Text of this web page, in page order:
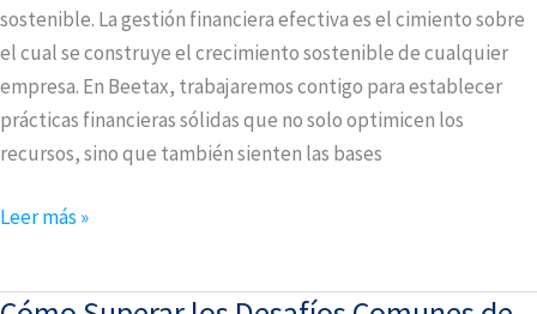
sostenible. La gestión financiera efectiva es el cimiento sobre
el cual se construye el crecimiento sostenible de cualquier
empresa. En Beetax, trabajaremos contigo para establecer
prácticas financieras sólidas que no solo optimicen los
recursos, sino que también sienten las bases
Leer más »
Cómo